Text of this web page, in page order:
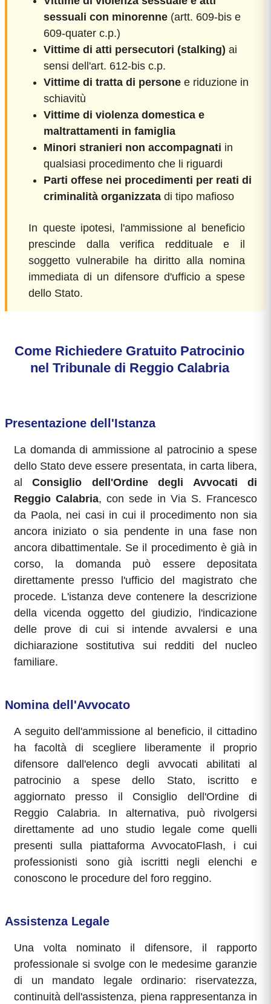
sessuali con minorenne (artt. 609-bis e
609-quater c.p.)
Vittime di atti persecutori (stalking) ai
sensi dell'art. 612-bis c.p.
Vittime di tratta di persone e riduzione in
schiavitù
Vittime di violenza domestica e
maltrattamenti in famiglia
Minori stranieri non accompagnati in
qualsiasi procedimento che li riguardi
Parti offese nei procedimenti per reati di
criminalità organizzata di tipo mafioso
In queste ipotesi, l'ammissione al beneficio
prescinde dalla verifica reddituale e il
soggetto vulnerabile ha diritto alla nomina
immediata di un difensore d'ufficio a spese
dello Stato.
Come Richiedere Gratuito Patrocinio
nel Tribunale di Reggio Calabria
Presentazione dell'Istanza
La domanda di ammissione al patrocinio a spese
dello Stato deve essere presentata, in carta libera,
alConsiglio dell'Ordine degli Avvocati di
Reggio Calabria, con sede in Via S. Francesco
da Paola, nei casi in cui il procedimento non sia
ancora iniziato o sia pendente in una fase non
ancora dibattimentale. Se il procedimento è già in
corso, la domanda può essere depositata
direttamente presso l'ufficio del magistrato che
procede. L'istanza deve contenere la descrizione
della vicenda oggetto del giudizio, l'indicazione
delle prove di cui si intende avvalersi e una
dichiarazione sostitutiva sui redditi del nucleo
familiare.
Nomina dell'Avvocato
A seguito dell'ammissione al beneficio, il cittadino
ha facoltà di scegliere liberamente il proprio
difensore dall'elenco degli avvocati abilitati al
patrocinio a spese dello Stato, iscritto e
aggiornato presso il Consiglio dell'Ordine di
Reggio Calabria. In alternativa, può rivolgersi
direttamente ad uno studio legale come quelli
presenti sulla piattaforma AvvocatoFlash, i cui
professionisti sono già iscritti negli elenchi e
conoscono le procedure del foro reggino.
Assistenza Legale
Una volta nominato il difensore, il rapporto
professionale si svolge con le medesime garanzie
di un mandato legale ordinario: riservatezza,
continuità dell'assistenza, piena rappresentanza in